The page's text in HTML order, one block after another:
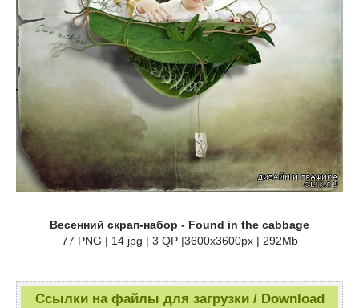
Весенний скрап-набор - Found in the cabbage
77 PNG | 14 jpg | 3 QP |3600x3600px | 292Mb
Ссылки на файлы для загрузки / Download